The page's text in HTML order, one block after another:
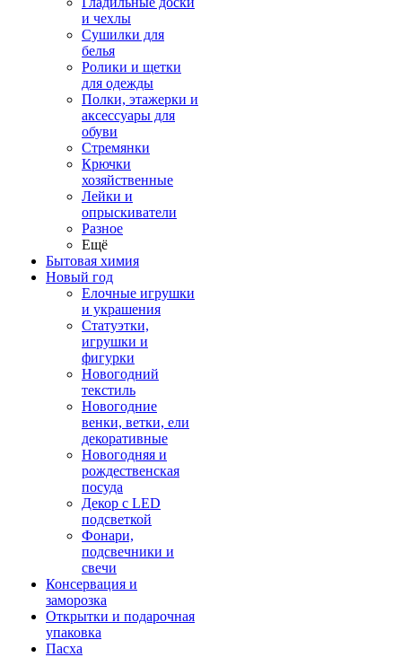
и чехлы
Сушилки для
белья
Ролики и щетки
для одежды
Полки, этажерки и
аксессуары для
обуви
Стремянки
Крючки
хозяйственные
Лейки и
опрыскиватели
Разное
Ещё
Бытовая химия
Новый год
Елочные игрушки
и украшения
Статуэтки,
игрушки и
фигурки
Новогодний
текстиль
Новогодние
венки, ветки, ели
декоративные
Новогодняя и
рождественская
посуда
Декор с LED
подсветкой
Фонари,
подсвечники и
свечи
Консервация и
заморозка
Открытки и подарочная
упаковка
Пасха